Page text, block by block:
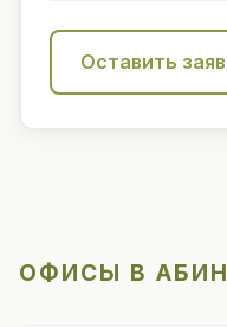
Оставить
ОФИСЫ В